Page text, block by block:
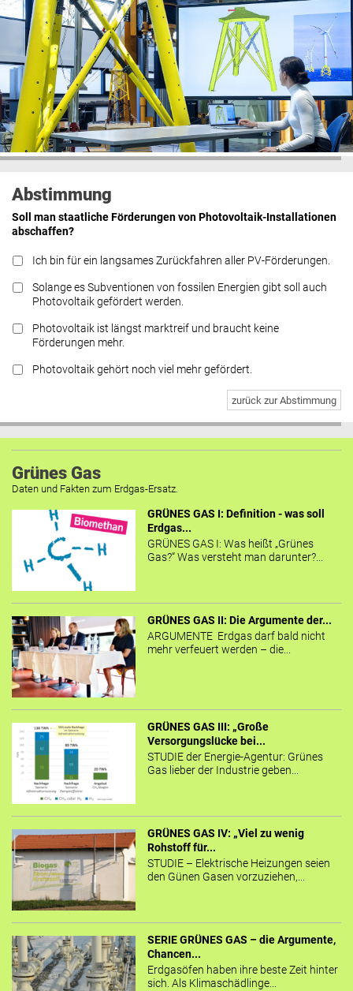
Abstimmung
Soll man staatliche Förderungen von Photovoltaik-Installationen
abschaffen?
Ich bin für ein langsames Zurückfahren aller PV-Förderungen.
Solange es Subventionen von fossilen Energien gibt soll auch
Photovoltaik gefördert werden.
Photovoltaik ist längst marktreif und braucht keine
Förderungen mehr.
Photovoltaik gehört noch viel mehr gefördert.
zurück zur Abstimmung
Grünes Gas
Daten und Fakten zum Erdgas-Ersatz.
GRÜNES GAS I: Definition - was soll
Erdgas...
GRÜNES GAS I: Was heißt „Grünes
Gas?“ Was versteht man darunter?...
GRÜNES GAS II: Die Argumente der...
ARGUMENTE Erdgas darf bald nicht
mehr verfeuert werden – die...
GRÜNES GAS III: „Große
Versorgungslücke bei...
STUDIE der Energie-Agentur: Grünes
Gas lieber der Industrie geben...
GRÜNES GAS IV: „Viel zu wenig
Rohstoff für...
STUDIE – Elektrische Heizungen seien
den Günen Gasen vorzuziehen,...
SERIE GRÜNES GAS – die Argumente,
Chancen...
Erdgasöfen haben ihre beste Zeit hinter
sich. Als Klimaschädlinge...